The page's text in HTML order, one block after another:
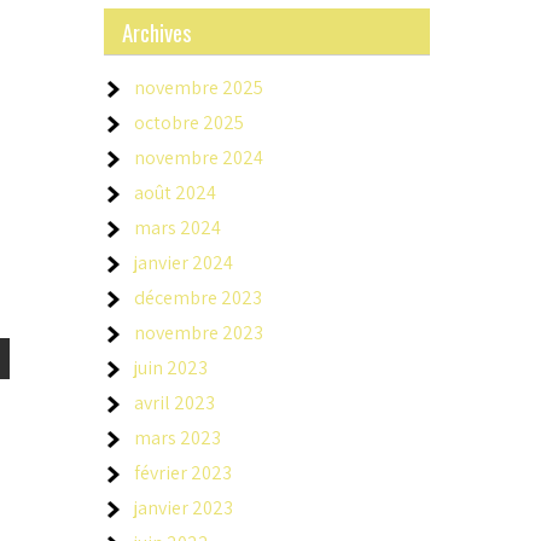
Archives
novembre 2025
octobre 2025
novembre 2024
août 2024
mars 2024
janvier 2024
décembre 2023
novembre 2023
juin 2023
avril 2023
mars 2023
février 2023
janvier 2023